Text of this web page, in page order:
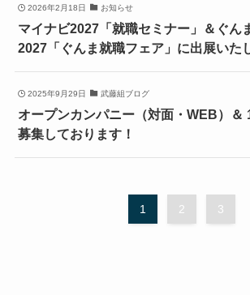
2026年2月18日 お知らせ
マイナビ2027「就職セミナー」＆ぐん
2027「ぐんま就職フェア」に出展いた
2025年9月29日 武藤組ブログ
オープンカンパニー（対面・WEB）
募集しております！
1 2 3